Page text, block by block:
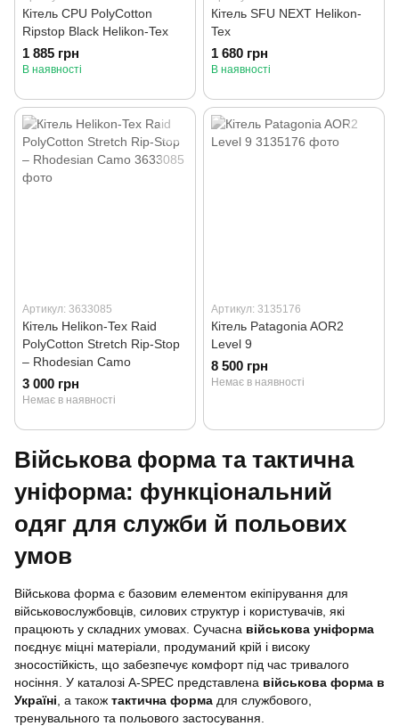
Кітель CPU PolyCotton
Ripstop Black Helikon-Tex
1 885 грн
В наявності
Кітель SFU NEXT Helikon-
Tex
1 680 грн
В наявності
Артикул: 3633085
Кітель Helikon-Tex Raid
PolyCotton Stretch Rip-Stop
– Rhodesian Camo
3 000 грн
Немає в наявності
Артикул: 3135176
Кітель Patagonia AOR2
Level 9
8 500 грн
Немає в наявності
Військова форма та тактична
уніформа: функціональний
одяг для служби й польових
умов
Військова форма є базовим елементом екіпірування для
військовослужбовців, силових структур і користувачів, які
працюють у складних умовах. Сучасна військова уніформа
поєднує міцні матеріали, продуманий крій і високу
зносостійкість, що забезпечує комфорт під час тривалого
носіння. У каталозі A-SPEC представлена військова форма в
Україні , а також тактична форма для службового,
тренувального та польового застосування.